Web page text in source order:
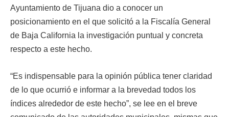
Ayuntamiento de Tijuana dio a conocer un
posicionamiento en el que solicitó a la Fiscalía General
de Baja California la investigación puntual y concreta
respecto a este hecho.
“Es indispensable para la opinión pública tener claridad
de lo que ocurrió e informar a la brevedad todos los
índices alrededor de este hecho”, se lee en el breve